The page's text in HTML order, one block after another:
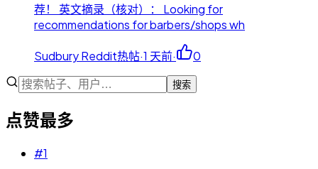
荐！ 英文摘录（核对）： Looking for
recommendations for barbers/shops wh
Sudbury Reddit热帖·1 天前· 0
搜索
点赞最多
#1